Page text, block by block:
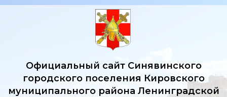
Официальный сайт Синявинского
городского поселения Кировского
муниципального района Ленинградской